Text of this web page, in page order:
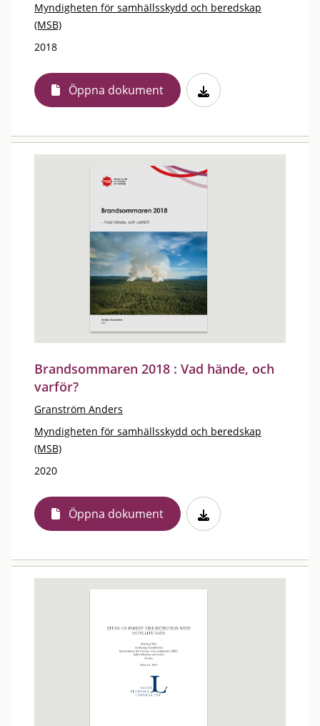
Myndigheten för samhällsskydd och beredskap
(MSB)
2018
Öppna dokument
Brandsommaren 2018 : Vad hände, och
varför?
Granström Anders
Myndigheten för samhällsskydd och beredskap
(MSB)
2020
Öppna dokument